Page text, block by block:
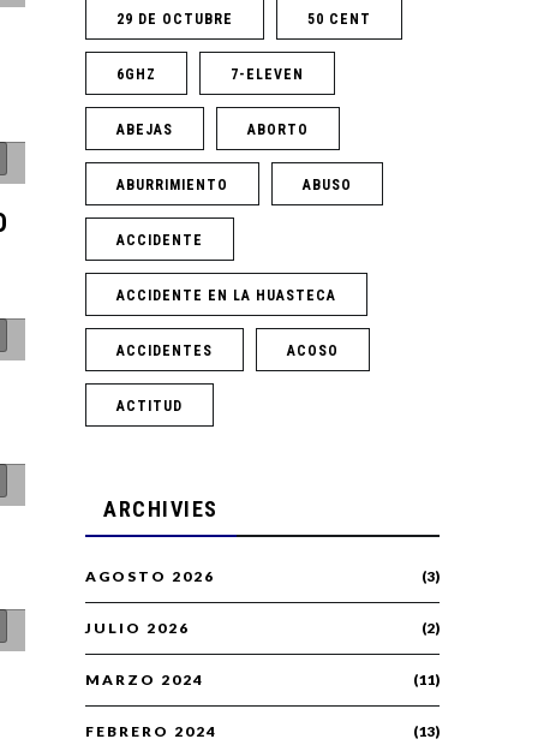
29 DE OCTUBRE 50 CENT
6GHZ 7-ELEVEN
ABEJAS ABORTO
ABURRIMIENTO ABUSO
ACCIDENTE
ACCIDENTE EN LA HUASTECA
ACCIDENTES ACOSO
ACTITUD
ARCHIVIES
AGOSTO 2026 (3)
JULIO 2026 (2)
MARZO 2024 (11)
FEBRERO 2024 (13)